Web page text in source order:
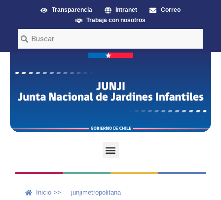
Transparencia Intranet
Correo
Trabaja con nosotros
Inicio >> junjimetropolitana